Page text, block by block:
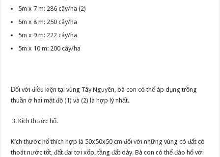
5m x 7 m: 286 cây/ha (2)
5m x 8 m: 250 cây/ha
5m x 9 m: 222 cây/ha
5m x 10 m: 200 cây/ha
Đối với điều kiện tại vùng Tây Nguyên, bà con có thể áp dụng trồng
thuần ở hai mật độ (1) và (2) là hợp lý nhất.
Kích thước hố.
Kích thước hố thích hợp là 50x50x50 cm đối với những vùng có đất có
thoát nước tốt, đất đai tơi xốp, tầng đất dày. Bà con có thể đào hố với